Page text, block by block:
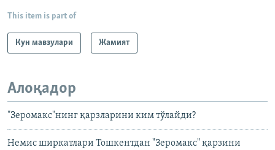
This item is part of
Кун мавзулари Жамият
Алоқадор
"Зеромакс"нинг қарзларини ким тўлайди?
Немис ширкатлари Тошкентдан "Зеромакс" қарзини